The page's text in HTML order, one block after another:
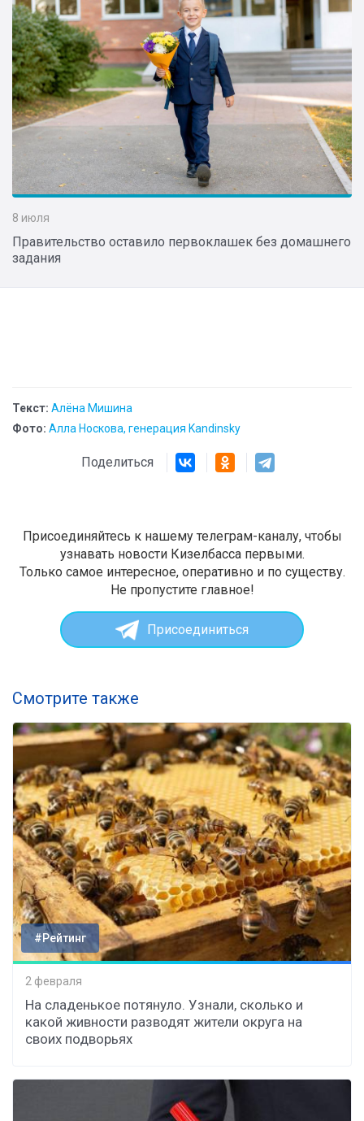
8 июля
Правительство оставило первоклашек без домашнего
задания
Текст: Алёна Мишина
Фото: Алла Носкова, генерация Kandinsky
Поделиться
Присоединяйтесь к нашему телеграм-каналу, чтобы
узнавать новости Кизелбасса первыми.
Только самое интересное, оперативно и по существу.
Не пропустите главное!
Присоединиться
Смотрите также
#Рейтинг
2 февраля
На сладенькое потянуло. Узнали, сколько и
какой живности разводят жители округа на
своих подворьях